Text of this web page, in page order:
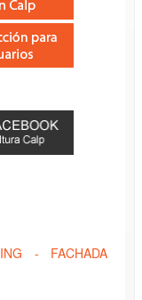
- FACHADA